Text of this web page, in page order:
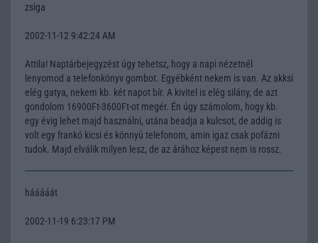
zsiga
2002-11-12 9:42:24 AM
Attila! Naptárbejegyzést úgy tehetsz, hogy a napi nézetnél
lenyomod a telefonkönyv gombot. Egyébként nekem is van. Az akksi
elég gatya, nekem kb. két napot bír. A kivitel is elég silány, de azt
gondolom 16900Ft-3600Ft-ot megér. Én úgy számolom, hogy kb.
egy évig lehet majd használni, utána beadja a kulcsot, de addig is
volt egy frankó kicsi és könnyû telefonom, amin igaz csak pofázni
tudok. Majd elválik milyen lesz, de az árához képest nem is rossz.
hááááát
2002-11-19 6:23:17 PM